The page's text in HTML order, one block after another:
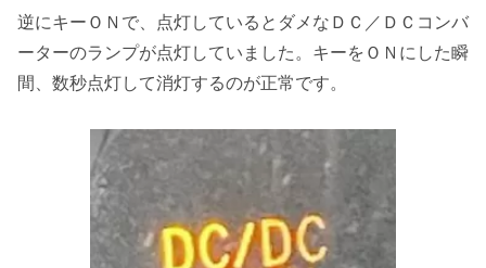
逆にキーＯＮで、点灯しているとダメなＤＣ／ＤＣコンバ
ーターのランプが点灯していました。キーをＯＮにした瞬
間、数秒点灯して消灯するのが正常です。